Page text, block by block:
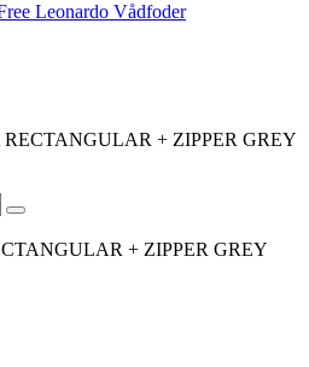
Leonardo Vådfoder
+ ZIPPER GREY